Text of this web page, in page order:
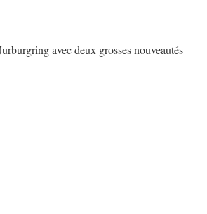
avec deux grosses nouveautés